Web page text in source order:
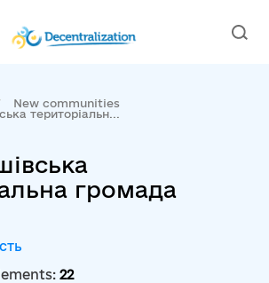
New communities
територіальн...
громада
22